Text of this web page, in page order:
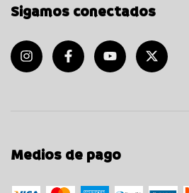
Sigamos conectados
Medios de pago